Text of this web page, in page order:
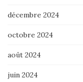
décembre 2024
octobre 2024
août 2024
juin 2024